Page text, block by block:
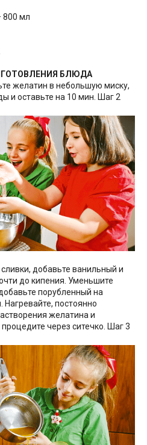
800 мл
БЛЮДА
желатин в небольшую миску,
и оставьте на 10 мин. Шаг 2
добавьте ванильный и
до кипения. Уменьшите
порубленный на
постоянно
желатина и
через ситечко. Шаг 3